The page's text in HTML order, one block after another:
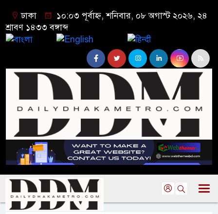
ঢাকা
১০:০৩ পূর্বাহ্ন, শনিবার, ০৮ অগাস্ট ২০২৬, ২৪
শ্রাবণ ১৪৩৩ বঙ্গাব্দ